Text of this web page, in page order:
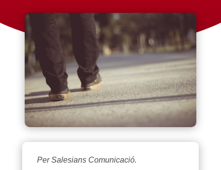
Per Salesians Comunicació.